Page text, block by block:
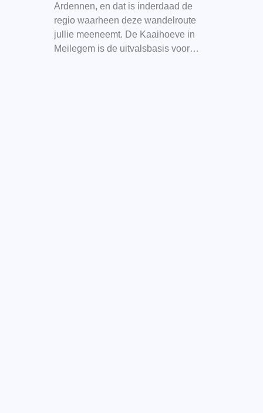
Ardennen, en dat is inderdaad de
regio waarheen deze wandelroute
jullie meeneemt. De Kaaihoeve in
Meilegem is de uitvalsbasis voor…